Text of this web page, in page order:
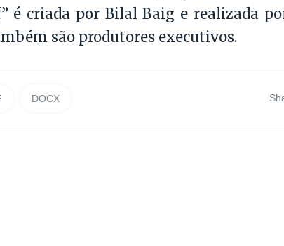
é criada por Bilal Baig e realizada
são produtores executivos.
DOCX